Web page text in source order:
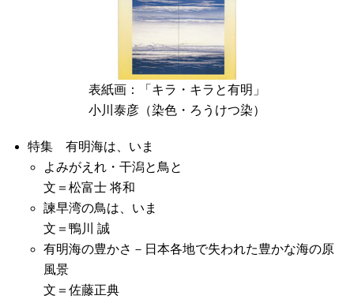
表紙画：「キラ・キラと有明」
小川泰彦（染色・ろうけつ染）
特集 有明海は、いま
よみがえれ・干潟と鳥と
文＝松富士 将和
諫早湾の鳥は、いま
文＝鴨川 誠
有明海の豊かさ－日本各地で失われた豊かな海の原
風景
文＝佐藤正典